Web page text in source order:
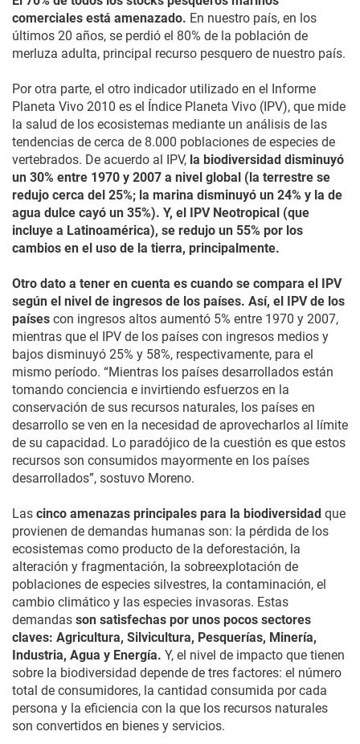
comerciales está amenazado. En nuestro país, en los
últimos 20 años, se perdió el 80% de la población de
merluza adulta, principal recurso pesquero de nuestro país.
Por otra parte, el otro indicador utilizado en el Informe
Planeta Vivo 2010 es el Índice Planeta Vivo (IPV), que mide
la salud de los ecosistemas mediante un análisis de las
tendencias de cerca de 8.000 poblaciones de especies de
vertebrados. De acuerdo al IPV, la biodiversidad disminuyó
un 30% entre 1970 y 2007 a nivel global (la terrestre se
redujo cerca del 25%; la marina disminuyó un 24% y la de
agua dulce cayó un 35%). Y, el IPV Neotropical (que
incluye a Latinoamérica), se redujo un 55% por los
cambios en el uso de la tierra, principalmente.
Otro dato a tener en cuenta es cuando se compara el IPV
según el nivel de ingresos de los países. Así, el IPV de los
países con ingresos altos aumentó 5% entre 1970 y 2007,
mientras que el IPV de los países con ingresos medios y
bajos disminuyó 25% y 58%, respectivamente, para el
mismo período. “Mientras los países desarrollados están
tomando conciencia e invirtiendo esfuerzos en la
conservación de sus recursos naturales, los países en
desarrollo se ven en la necesidad de aprovecharlos al límite
de su capacidad. Lo paradójico de la cuestión es que estos
recursos son consumidos mayormente en los países
desarrollados”, sostuvo Moreno.
Las cinco amenazas principales para la biodiversidad que
provienen de demandas humanas son: la pérdida de los
ecosistemas como producto de la deforestación, la
alteración y fragmentación, la sobreexplotación de
poblaciones de especies silvestres, la contaminación, el
cambio climático y las especies invasoras. Estas
demandas son satisfechas por unos pocos sectores
claves: Agricultura, Silvicultura, Pesquerías, Minería,
Industria, Agua y Energía. Y, el nivel de impacto que tienen
sobre la biodiversidad depende de tres factores: el número
total de consumidores, la cantidad consumida por cada
persona y la eficiencia con la que los recursos naturales
son convertidos en bienes y servicios.